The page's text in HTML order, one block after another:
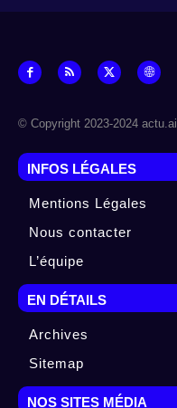
© Copyright 2023-2024 actu.ai
INFOS LÉGALES
Mentions Légales
Nous contacter
L’équipe
EN DÉTAILS
Archives
Sitemap
NOS SITES MÉDIA